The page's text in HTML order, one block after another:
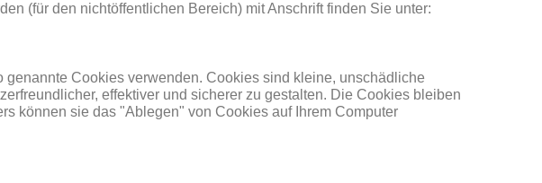
(für den nichtöffentlichen Bereich) mit Anschrift finden Sie unter:
Cookies verwenden. Cookies sind kleine, unschädliche
effektiver und sicherer zu gestalten. Die Cookies bleiben
können sie das "Ablegen" von Cookies auf Ihrem Computer